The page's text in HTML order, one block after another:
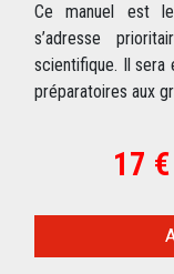
Ce manuel est
s’adresse
scientifique. Il sera
préparatoires aux
17 €